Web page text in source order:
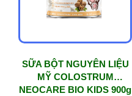
SỮA BỘT NGUYÊN LIỆU
MỸ COLOSTRUM
NEOCARE BIO KIDS 900g